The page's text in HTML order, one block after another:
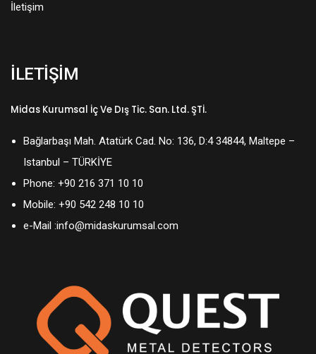
İLETİŞİM
Midas Kurumsal İç Ve Dış Tic. San. Ltd. ŞTİ.
Bağlarbaşı Mah. Atatürk Cad. No: 136, D:4 34844, Maltepe –
Istanbul – TÜRKİYE
Phone: +90 216 371 10 10
Mobile: +90 542 248 10 10
e-Mail :info@midaskurumsal.com
İletişim